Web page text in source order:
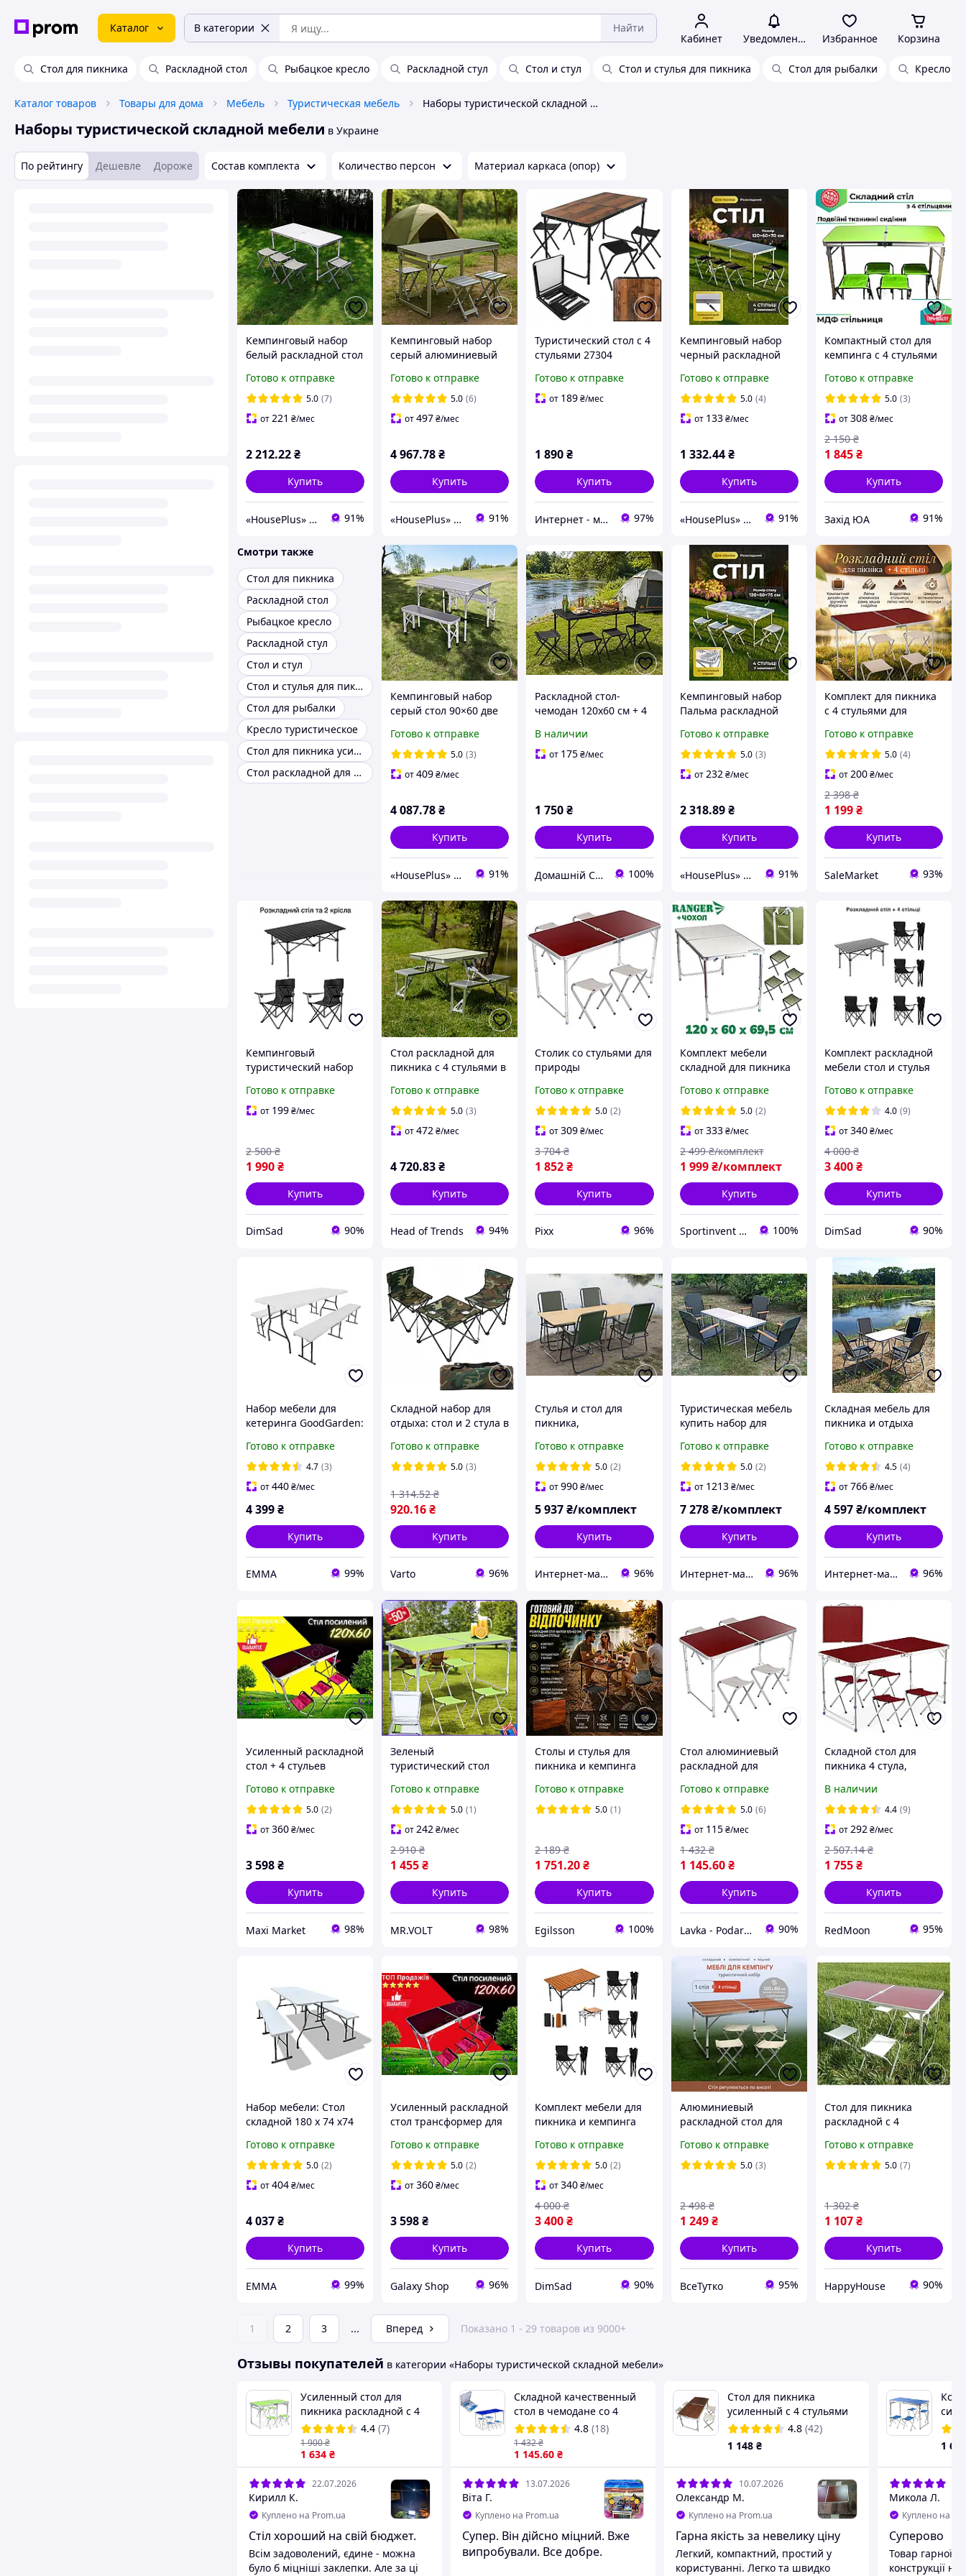
Каталог В категории Найти
Кабинет Уведомления Избранное Корзина
Стол для пикника Раскладной стол Рыбацкое кресло Раскладной стул Стол и стул Стол и стулья для пикника Стол для рыбалки Кресло
Каталог товаров Товары для дома Мебель Туристическая мебель Наборы туристической складной мебели
Наборы туристической складной мебели в Украине
По рейтингу Дешевле Дороже Состав комплекта Количество персон Материал каркаса (опор)
Кемпинговый набор
белый раскладной стол
стула, туристический
комплект мебели для
отдыха
Готово к отправке
5.0 (7)
от221 ₴/мес
2 212.22₴
Купить
«HousePlus» интернет-магазин товаров для туризма 91%
Кемпинговый набор
серый алюминиевый
регулировка высоты,
раскладной комплект
мебели для природы
Готово к отправке
5.0 (6)
от497₴/мес
4 967.78₴
Купить
«HousePlus» интернет-магазин товаров для туризма 91%
Туристический стол с 4
стульями 27304
Готово к отправке
от 189₴/мес
1 890₴
Купить
Интернет - магазин МАНДАРИНКА 97%
Кемпинговый набор
черный раскладной
высоты 4 стула,
туристический
комплект мебели для
отдыха
Готово к отправке
5.0 (4)
от 133 ₴/мес
1 332.44 ₴
Купить
«HousePlus» интернет-магазин товаров для туризма 91%
Компактный стол для
кемпинга с 4 стульями
туристический
усиленный стол для
пикника зеленый
Готово к отправке
5.0 (3)
от308₴/мес
1 845₴
2 150 ₴
Купить
Захід ЮА 91%
Смотри также
Стол для пикника
Раскладной стол
Рыбацкое кресло
Раскладной стул
Стол и стул
Стол и стулья для пикника
Стол для рыбалки
Кресло туристическое
Стол для пикника усиленный
Стол раскладной для кемпинга
Кемпинговый набор
серый стол 90×60 две
регулировка высоты,
туристический
комплект мебели
природы
Готово к отправке
5.0 (3)
от409₴/мес
4 087.78₴
Купить
«HousePlus» интернет-магазин товаров для туризма 91%
Раскладной стол-
чемодан 120х60 см + 4
Комплект садовой и
туристической мебели
В наличии
от 175₴/мес
1 750₴
Купить
Домашній Світ 100%
Кемпинговый набор
Пальма раскладной
высоты и 4 стула,
туристическая мебель
для пикника отдыха
Готово к отправке
5.0 (3)
от232 ₴/мес
2 318.89 ₴
Купить
«HousePlus» интернет-магазин товаров для туризма 91%
Комплект для пикника
с 4 стульями для
кемпинга. Столик со
стульями для выездов
на природу
Готово к отправке
5.0 (4)
от200₴/мес
1 199₴
2 398 ₴
Купить
SaleMarket 93%
Кемпинговый
туристический набор
стулья со спинкой для
пикника и отдыха на
Готово к отправке
от 199₴/мес
1 990₴
2 500 ₴
Купить
DimSad 90%
Стол раскладной для
пикника с 4 стульями в
туристической мебели
для кемпинга на
подарок
Готово к отправке
5.0 (3)
от472 ₴/мес
4 720.83₴
Купить
Head of Trends 94%
Столик со стульями для
природы
алюминевый стол
чемодан для отдыха + 4
стула Коричневый pix
Готово к отправке
5.0 (2)
от309₴/мес
1 852₴
3 704 ₴
Купить
Pixx 96%
Комплект мебели
складной для пикника
походный
туристический с
чехлом Ranger ST 401
Готово к отправке
5.0 (2)
от333 ₴/мес
1 999 ₴/комплект
2 499 ₴/комплект
Купить
Sportinvent - спортивный интернет магазин 100%
Комплект раскладной
мебели стол и стулья
пикника туризма
кемпинга рыбалки
Готово к отправке
4.0 (9)
от340₴/мес
3 400₴
4 000 ₴
Купить
DimSad 90%
Набор мебели для
кетеринга GoodGarden:
76 см и 2 скамейки
Готово к отправке
4.7 (3)
от440₴/мес
4 399₴
Купить
EMMA 99%
Складной набор для
отдыха: стол и 2 стула в
столик со стульями |
Складной стол и стулья
Готово к отправке
5.0 (3)
920.16₴
1 314.52 ₴
Купить
Varto 96%
Стулья и стол для
пикника,
купить "Комфорт
ФП2+4з" комплект
складной мебели
Готово к отправке
5.0 (2)
от990₴/мес
5 937₴/комплект
Купить
Интернет-магазин "АльдеМикс" : Оригинальные подарки, эксклюзивные, элитные сувениры ручной работы. 96%
Туристическая мебель
купить набор для
кресла "Патриот
О2+4з" для природы
рыбалки кемпинга
Готово к отправке
5.0 (2)
от 1213 ₴/мес
7 278 ₴/комплект
Купить
Интернет-магазин "АльдеМикс" : Оригинальные подарки, эксклюзивные, элитные сувениры ручной работы. 96%
Складная мебель для
пикника и отдыха
"Комфорт О1+4з" в
Украине
Готово к отправке
4.5 (4)
от766₴/мес
4 597₴/комплект
Купить
Интернет-магазин "АльдеМикс" : Оригинальные подарки, эксклюзивные, элитные сувениры ручной работы. 96%
Усиленный раскладной
стол + 4 стульев
пикника и отдыха
коричневый
Готово к отправке
5.0 (2)
от360₴/мес
3 598₴
Купить
Maxi Market 98%
Зеленый
туристический стол
Folding Table, Складной
стол со стульями для
кемпинга и гостей
Готово к отправке
5.0 (1)
от242₴/мес
1 455₴
2 910 ₴
Купить
MR.VOLT 98%
Столы и стулья для
пикника и кемпинга
Столы кемпинговые
Стол чемодан
Готово к отправке
5.0 (1)
1 751.20₴
2 189 ₴
Купить
Egilsson 100%
Стол алюминиевый
раскладной для
Кемпинговый стол со
стульями
Готово к отправке
5.0 (6)
от 115 ₴/мес
1 145.60 ₴
1 432 ₴
Купить
Lavka - Podarkov 90%
Складной стол для
пикника 4 стула,
Коричневый /
Туристический стол
раскладной / Стол для
кемпинга
В наличии
4.4 (9)
от292₴/мес
1 755₴
2 507.14 ₴
Купить
RedMoon 95%
Набор мебели: Стол
складной 180 x 74 x74
Готово к отправке
5.0 (2)
от404₴/мес
4 037₴
Купить
EMMA 99%
Усиленный раскладной
стол трансформер для
регулировкой высоты
стол чемодан
коричневый
Готово к отправке
5.0 (2)
от360₴/мес
3 598₴
Купить
Galaxy Shop 96%
Комплект мебели для
пикника и кемпинга
стулья
Готово к отправке
5.0 (2)
от340₴/мес
3 400₴
4 000 ₴
Купить
DimSad 90%
Алюминиевый
раскладной стол для
стульями
туристический
Готово к отправке
5.0 (3)
1 249 ₴
2 498 ₴
Купить
ВсеТутко 95%
Стол для пикника
раскладной с 4
120х60х55 60 70 см 3
режима высоты HP227
Готово к отправке
5.0 (7)
1 107₴
1 302 ₴
Купить
HappyHouse 90%
1 2 3 ... Вперед Показано 1 - 29 товаров из 9000+
Отзывы покупателей в категории «Наборы туристической складной мебели»
Усиленный стол для
пикника раскладной с 4
стульями T-01 Салатовый
HP227
4.4 (7)
1 634 ₴
1 900₴
22.07.2026
Кирилл К.
Куплено на Prom.ua
Стіл хороший на свій бюджет.
Всім задоволений, єдине - можна
було б міцніші заклепки. Але за ці
Складной качественный
стол в чемодане со 4
стульями | Cтол для
отдыха раскладной для
кемпинга и туризма
Синий
4.8 (18)
1 145.60 ₴
1 432₴
13.07.2026
Віта Г.
Куплено на Prom.ua
Супер. Він дійсно міцний. Вже
випробували. Все добре.
Стол для пикника
усиленный с 4 стульями
Folding Table (раскладной
чемодан) FM227
4.8 (42)
1 148 ₴
10.07.2026
Олександр М.
Куплено на Prom.ua
Гарна якість за невелику ціну
Легкий, компактний, простий у
користуванні. Легко та швидко
1 634
Микола Л.
Куплено на
Суперово
Товар гарної
конструкції